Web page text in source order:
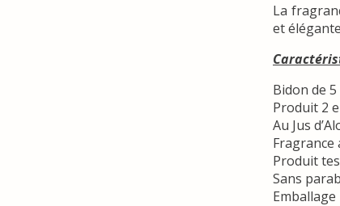
La
et
Bidon de 5
Produit 2
Au Jus
Fragrance
Produit
Sans
Emballage